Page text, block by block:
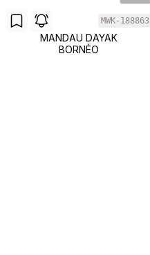
MWK-188863
MANDAU DAYAK
BORNÉO